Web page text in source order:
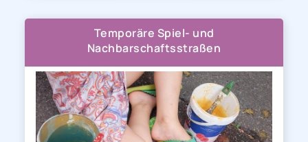
Temporäre Spiel- und
Nachbarschaftsstraßen